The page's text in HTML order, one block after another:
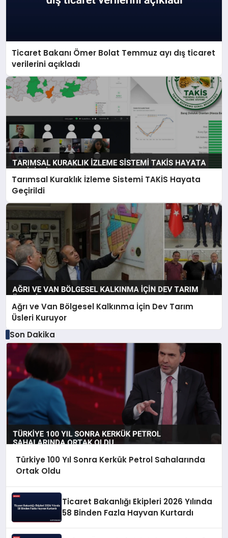
Ticaret Bakanı Ömer Bolat Temmuz ayı dış ticaret
verilerini açıkladı
Tarımsal Kuraklık İzleme Sistemi TAKİS Hayata
Geçirildi
Ağrı ve Van Bölgesel Kalkınma İçin Dev Tarım
Üsleri Kuruyor
Son Dakika
Türkiye 100 Yıl Sonra Kerkük Petrol Sahalarında
Ortak Oldu
Ticaret Bakanlığı Ekipleri 2026 Yılında
58 Binden Fazla Hayvan Kurtardı